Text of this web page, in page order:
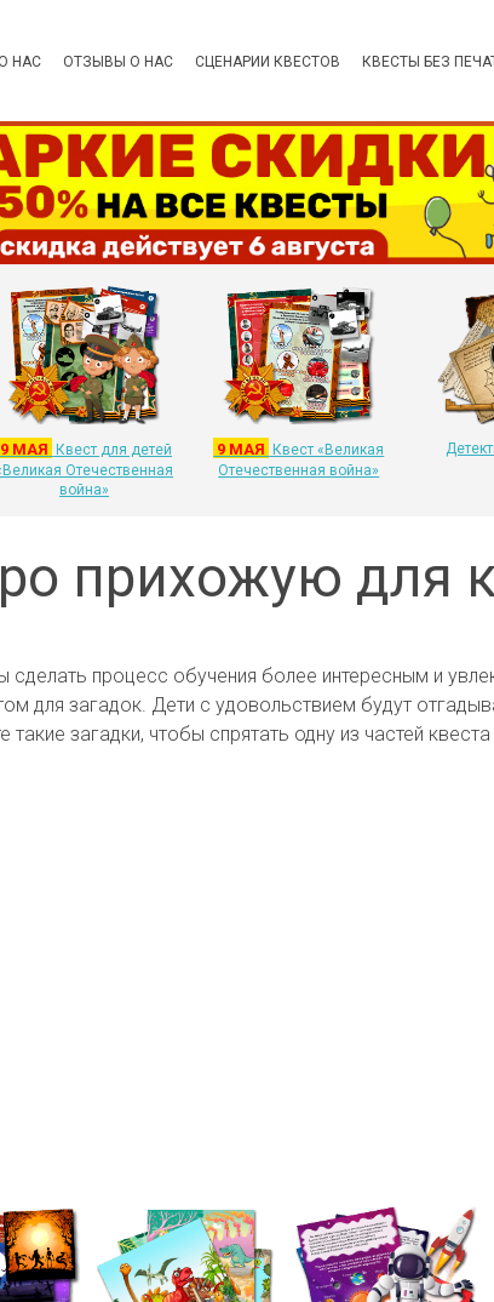
О НАС ОТЗЫВЫ О НАС СЦЕНАРИИ КВЕСТОВ КВЕСТЫ БЕЗ
9 МАЯ
Квест для детей
Отечественная
война»
9 МАЯ
Квест «Великая
Отечественная война»
прихожую для
процесс обучения более интересным и
для загадок. Дети с удовольствием будут
загадки, чтобы спрятать одну из частей